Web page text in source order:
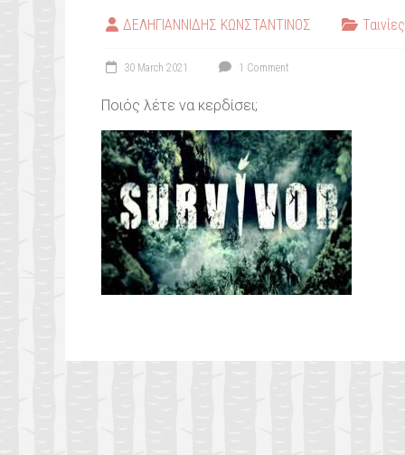
ΔΕΛΗΓΙΑΝΝΙΔΗΣ ΚΩΝΣΤΑΝΤΙΝΟΣ Ταινίες
30 March 2021 1 Comment
Ποιός λέτε να κερδίσει;